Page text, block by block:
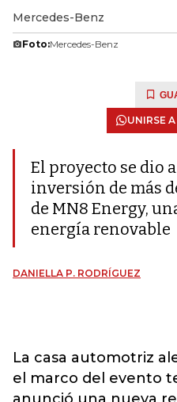
Mercedes-Benz
Foto:Mercedes-Benz
UNIRSE
El proyecto se dio
inversión de más
de MN8 Energy,
energía renovable
DANIELLA P. RODRÍGUEZ
La casa automotriz
el marco del evento